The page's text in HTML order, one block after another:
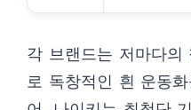
각 브랜드는 저마다의
로 독창적인 흰 운동